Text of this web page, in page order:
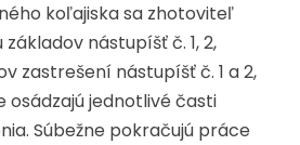
koľajiska sa zhotoviteľ
nástupíšť č. 1, 2,
zastrešení nástupíšť č. 1 a 2,
osádzajú jednotlivé časti
Súbežne pokračujú práce